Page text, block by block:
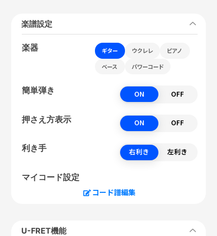
楽譜設定
楽器 ギター ウクレレ ピアノ
ベース パワーコード
簡単弾き ON OFF
押さえ方表示 ON OFF
利き手 右利き 左利き
マイコード設定
コード譜編集
U-FRET機能